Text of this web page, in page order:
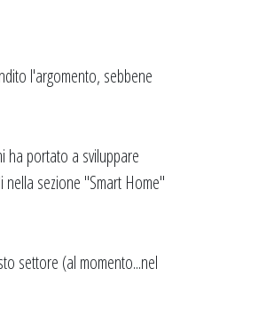
l'argomento, sebbene
ha portato a sviluppare
sezione "Smart Home"
settore (al momento...nel